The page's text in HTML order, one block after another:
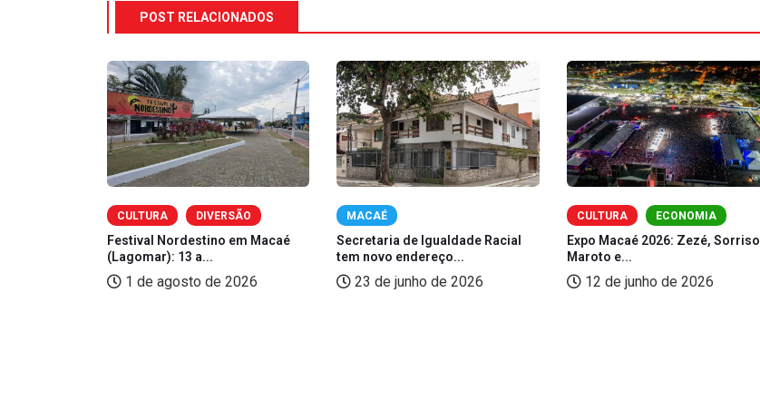
POST RELACIONADOS
CULTURA DIVERSÃO
Festival Nordestino em Macaé
(Lagomar): 13 a...
1 de agosto de 2026
MACAÉ
Secretaria de Igualdade Racial
tem novo endereço...
23 de junho de 2026
CULTURA ECONOMIA
Expo Macaé 2026: Zezé, Sorriso
Maroto e...
12 de junho de 2026